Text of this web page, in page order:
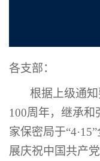
各支部：
根据上级通知
100周年，继承和
家保密局于
展庆祝中国共产